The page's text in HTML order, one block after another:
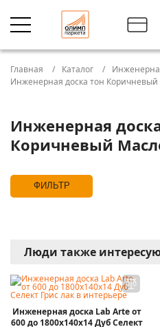
Главная Каталог
Инженерная доска тон
Инженерная
Коричневый
ФИЛЬТР
Люди также
Инженерная доска Lab Arte от
600 до 1800х140х14 Дуб Селект